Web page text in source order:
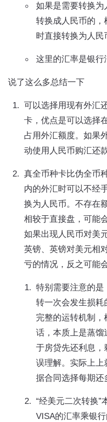
如果是需要转换
转换成人民币的
时直接转换为人民
这里的汇率是银行
说了这么多总结一下
可以选择用现有外汇
卡，优点是可以选择
占用外汇额度。如果
动使用人民币购汇还
真全币种卡比伪全币
内的外汇时可以不经
换为人民币。不存在
相较于直接盘，可能
如果出现人民币对美
英镑、英镑对美元相
亏的情况，反之可能
特别需要注意的是
转一次会发生损
完整的运转机制
话，本质上是蒸
于房贷先还利息，
误理解。实际上
据合同选择每期还
“经美元二次转换”
VISA的汇率乘银